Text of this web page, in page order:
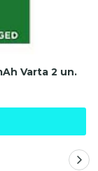
Varta 2 un.